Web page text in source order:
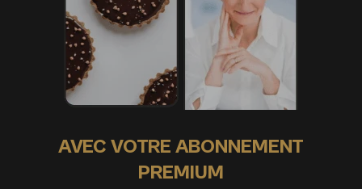
AVEC VOTRE ABONNEMENT
PREMIUM